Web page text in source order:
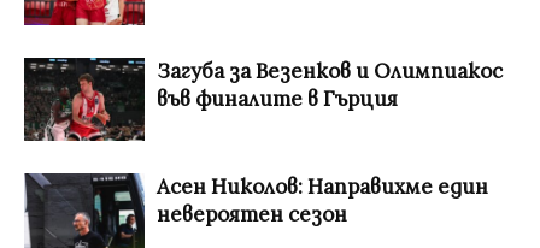
Загуба за Везенков и Олимпиакос
във финалите в Гърция
Асен Николов: Направихме един
невероятен сезон